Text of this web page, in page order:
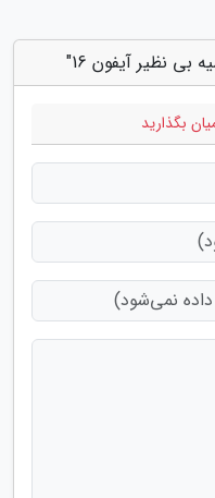
نظیر آیفون 16"
بگذارید